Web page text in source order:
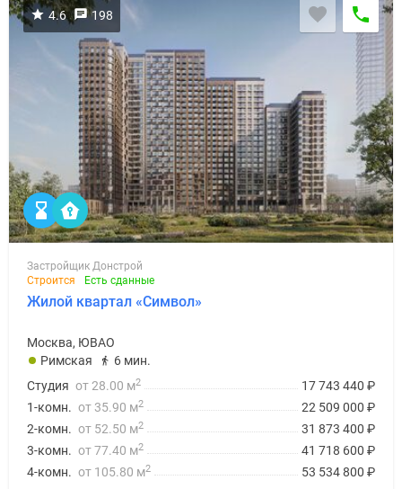
4.6 198
Застройщик Донстрой
Строится
Есть сданные
Жилой квартал «Символ»
Москва, ЮВАО
Римская
6 мин.
17 743 440 ₽
Студия от 28.00 м2
22 509 000 ₽
1-комн. от 35.90 м2
31 873 400 ₽
2-комн. от 52.50 м2
41 718 600 ₽
3-комн. от 77.40 м2
53 534 800 ₽
4-комн. от 105.80 м2